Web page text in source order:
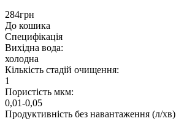
284грн
До кошика
Специфікація
Вихідна вода:
холодна
Кількість стадій очищення:
1
Пористість мкм:
0,01-0,05
Продуктивність без навантаження (л/хв)